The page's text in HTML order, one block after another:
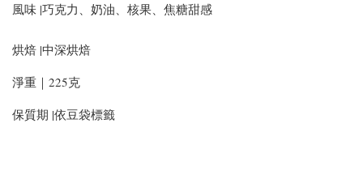
風味 |巧克力、奶油、核果、焦糖甜感
烘焙 |中深烘焙
淨重｜225克
保質期 |依豆袋標籤